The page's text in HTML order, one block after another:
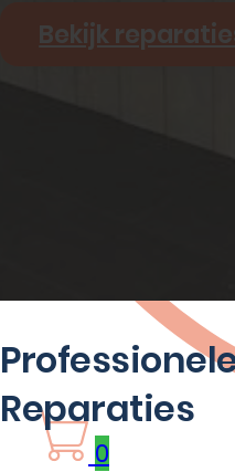
0
Bekijk
Professionele
Reparaties